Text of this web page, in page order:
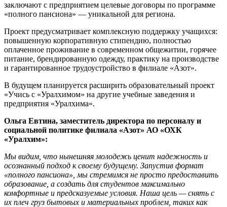
заключают с предприятием целевые договоры по программе
«полного пансиона» — уникальной для региона.
Проект предусматривает комплексную поддержку учащихся:
повышенную корпоративную стипендию, полностью
оплаченное проживание в современном общежитии, горячее
питание, брендированную одежду, практику на производстве
и гарантированное трудоустройство в филиале «Азот».
В будущем планируется расширить образовательный проект
«Учись с «Уралхимом» на другие учебные заведения и
предприятия «Уралхима».
Ольга Евтина, заместитель директора по персоналу и
социальной политике филиала «Азот» АО «ОХК
«Уралхим»:
Мы видим, что нынешняя молодежь ценит надежность и
осознанный подход к своему будущему. Запустив формат
«полного пансиона», мы стремимся не просто предоставить
образование, а создать для студентов максимально
комфортные и предсказуемые условия. Наша цель — снять с
их плеч груз бытовых и материальных проблем, таких как